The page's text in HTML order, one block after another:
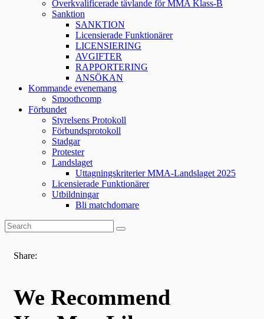
Överkvalificerade tävlande för MMA Klass-B
Sanktion
SANKTION
Licensierade Funktionärer
LICENSIERING
AVGIFTER
RAPPORTERING
ANSÖKAN
Kommande evenemang
Smoothcomp
Förbundet
Styrelsens Protokoll
Förbundsprotokoll
Stadgar
Protester
Landslaget
Uttagningskriterier MMA-Landslaget 2025
Licensierade Funktionärer
Utbildningar
Bli matchdomare
Share:
We Recommend